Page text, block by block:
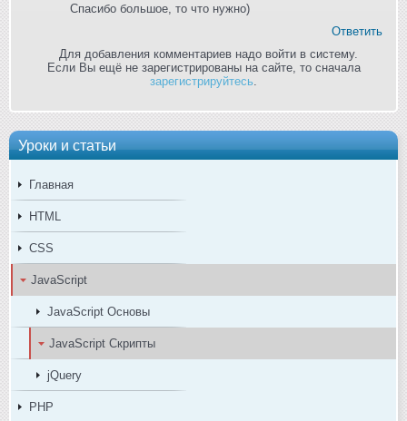
Уроки и статьи
Главная
HTML
CSS
JavaScript
JavaScript Основы
JavaScript Скрипты
jQuery
PHP
Спасибо большое, то что нужно)
Ответить
Для добавления комментариев надо войти в систему.
Если Вы ещё не зарегистрированы на сайте, то сначала
зарегистрируйтесь.